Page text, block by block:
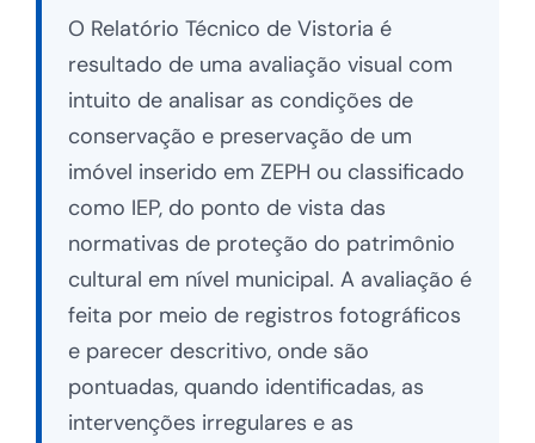
O Relatório Técnico de Vistoria é
resultado de uma avaliação visual com
intuito de analisar as condições de
conservação e preservação de um
imóvel inserido em ZEPH ou classificado
como IEP, do ponto de vista das
normativas de proteção do patrimônio
cultural em nível municipal. A avaliação é
feita por meio de registros fotográficos
e parecer descritivo, onde são
pontuadas, quando identificadas, as
intervenções irregulares e as